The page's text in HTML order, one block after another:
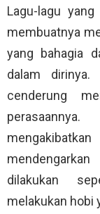
Lagu-lagu
membuatnya
yang bahagia
dalam
cenderung
dilakukan
melakukan hobi